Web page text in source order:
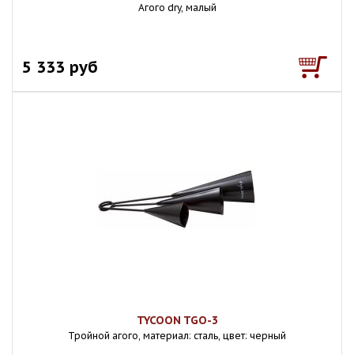
Агого dry, малый
5 333 руб
TYCOON TGO-3
Тройной агого, материал: сталь, цвет: черный